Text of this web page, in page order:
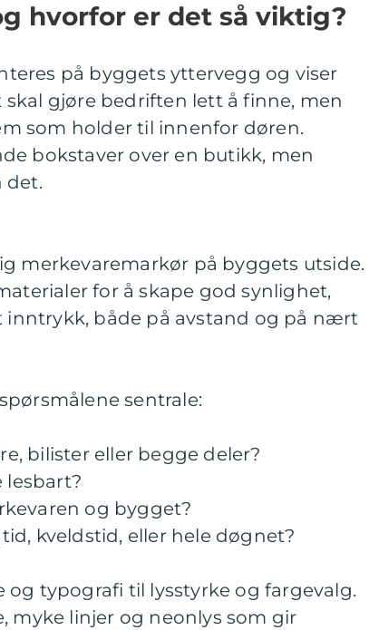
hvorfor er det så viktig?
på byggets yttervegg og viser
gjøre bedriften lett å finne, men
som holder til innenfor døren.
bokstaver over en butikk, men
det.
merkevaremarkør på byggets utside.
for å skape god synlighet,
både på avstand og på nært
sentrale:
bilister eller begge deler?
lesbart?
og bygget?
kveldstid, eller hele døgnet?
og typografi til lysstyrke og fargevalg.
myke linjer og neonlys som gir